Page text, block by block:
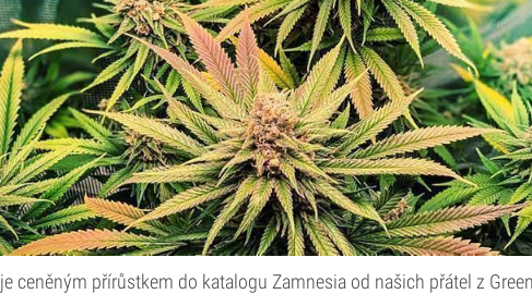
je ceněným přírůstkem do katalogu Zamnesia od našich přátel z